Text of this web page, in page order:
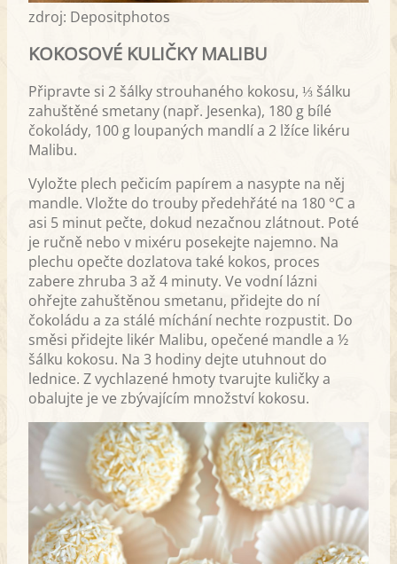
zdroj: Depositphotos
KOKOSOVÉ KULIČKY MALIBU
Připravte si 2 šálky strouhaného kokosu, ⅓ šálku
zahuštěné smetany (např. Jesenka), 180 g bílé
čokolády, 100 g loupaných mandlí a 2 lžíce likéru
Malibu.
Vyložte plech pečicím papírem a nasypte na něj
mandle. Vložte do trouby předehřáté na 180 °C a
asi 5 minut pečte, dokud nezačnou zlátnout. Poté
je ručně nebo v mixéru posekejte najemno. Na
plechu opečte dozlatova také kokos, proces
zabere zhruba 3 až 4 minuty. Ve vodní lázni
ohřejte zahuštěnou smetanu, přidejte do ní
čokoládu a za stálé míchání nechte rozpustit. Do
směsi přidejte likér Malibu, opečené mandle a ½
šálku kokosu. Na 3 hodiny dejte utuhnout do
lednice. Z vychlazené hmoty tvarujte kuličky a
obalujte je ve zbývajícím množství kokosu.